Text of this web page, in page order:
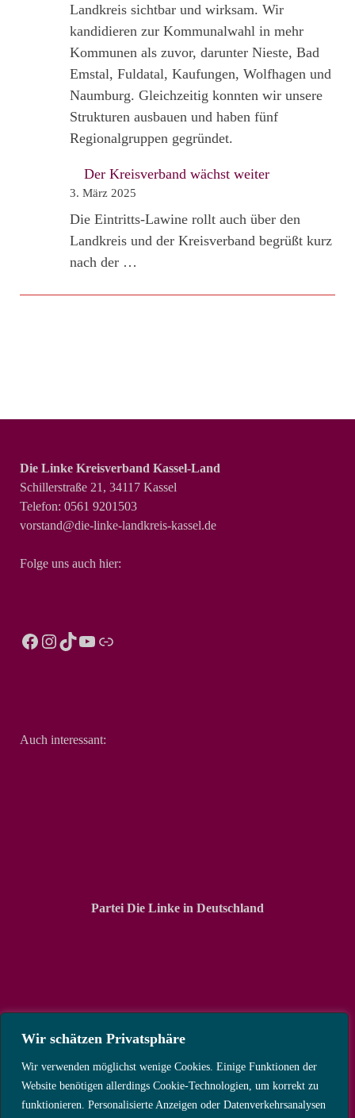
Wir schätzen Privatsphäre
Wir verwenden möglichst wenige Cookies. Einige Funktionen der
Website benötigen allerdings Cookie-Technologien, um korrekt zu
funktionieren. Personalisierte Anzeigen oder Datenverkehrsanalysen
Landkreis sichtbar und wirksam. Wir
kandidieren zur Kommunalwahl in mehr
Kommunen als zuvor, darunter Nieste, Bad
Emstal, Fuldatal, Kaufungen, Wolfhagen und
Naumburg. Gleichzeitig konnten wir unsere
Strukturen ausbauen und haben fünf
Regionalgruppen gegründet.
Der Kreisverband wächst weiter
3. März 2025
Die Eintritts-Lawine rollt auch über den
Landkreis und der Kreisverband begrüßt kurz
nach der …
Die Linke Kreisverband Kassel-Land
Schillerstraße 21, 34117 Kassel
Telefon: 0561 9201503
vorstand@die-linke-landkreis-kassel.de
Folge uns auch hier:
Auch interessant:
Partei Die Linke in Deutschland